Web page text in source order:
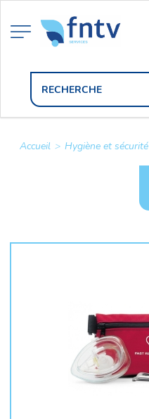
Accueil > Hygiène et sécurité